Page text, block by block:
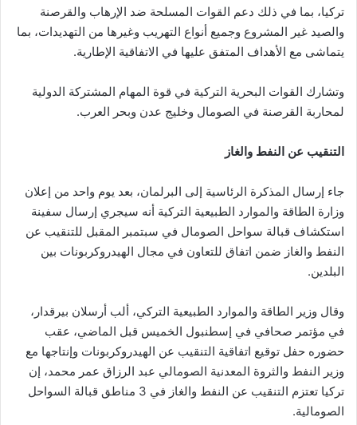
تركيا، بما في ذلك دعم القوات المسلحة ضد الإرهاب والقرصنة
والصيد غير المشروع وجميع أنواع التهريب وغيرها من التهديدات، بما
يتماشى مع الأهداف المتفق عليها في الاتفاقية الإطارية.
وتشارك القوات البحرية التركية في قوة المهام المشتركة الدولية
لمحاربة القرصنة في الصومال وخليج عدن وبحر العرب.
التنقيب عن النفط والغاز
جاء إرسال المذكرة الرئاسية إلى البرلمان، بعد يوم واحد من إعلان
وزارة الطاقة والموارد الطبيعية التركية أنه سيجري إرسال سفينة
استكشاف قبالة سواحل الصومال في سبتمبر المقبل للتنقيب عن
النفط والغاز ضمن اتفاق للتعاون في مجال الهيدروكربونات بين
البلدين.
وقال وزير الطاقة والموارد الطبيعية التركي، ألب أرسلان بيرقدار،
في مؤتمر صحافي في إسطنبول الخميس قبل الماضي، عقب
حضوره حفل توقيع اتفاقية التنقيب عن الهيدروكربونات وإنتاجها مع
وزير النفط والثروة المعدنية الصومالي عبد الرزاق عمر محمد، إن
تركيا تعتزم التنقيب عن النفط والغاز في 3 مناطق قبالة السواحل
الصومالية.